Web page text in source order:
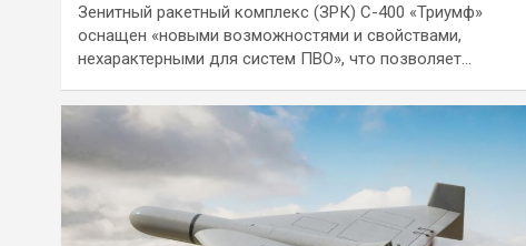
Зенитный ракетный комплекс (ЗРК) С-400 «Триумф»
оснащен «новыми возможностями и свойствами,
нехарактерными для систем ПВО», что позволяет…